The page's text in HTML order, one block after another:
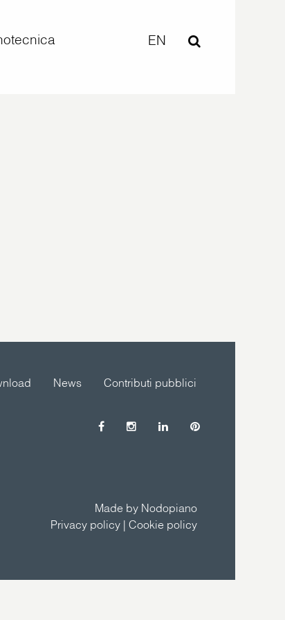
EN
Contributi pubblici
News
Made by Nodopiano
Privacy policy| Cookie policy